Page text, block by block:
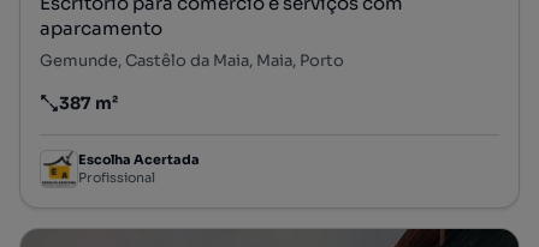
aparcamento
Gemunde, Castêlo da Maia, Maia, Porto
Preço por metro quadrado
387 m²
Escolha Acertada
Profissional